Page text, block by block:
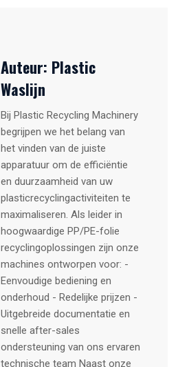
Auteur: Plastic
Waslijn
Bij Plastic Recycling Machinery
begrijpen we het belang van
het vinden van de juiste
apparatuur om de efficiëntie
en duurzaamheid van uw
plasticrecyclingactiviteiten te
maximaliseren. Als leider in
hoogwaardige PP/PE-folie
recyclingoplossingen zijn onze
machines ontworpen voor: -
Eenvoudige bediening en
onderhoud - Redelijke prijzen -
Uitgebreide documentatie en
snelle after-sales
ondersteuning van ons ervaren
technische team Naast onze